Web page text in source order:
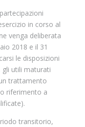
in corso al
venga deliberata
2018 e il 31
le disposizioni
gli utili maturati
trattamento
riferimento a
transitorio,